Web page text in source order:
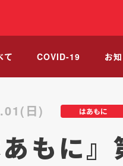
て COVID-19 お
はあもに
日)
あもに